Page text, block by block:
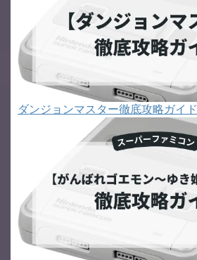
ダンジョンマスター徹底攻略ガイド